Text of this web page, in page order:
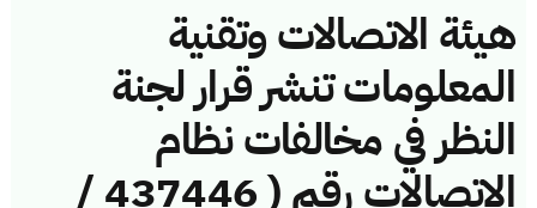
هيئة الاتصالات وتقنية
المعلومات تنشر قرار لجنة
النظر في مخالفات نظام
الاتصالات رقم ( 437446 /